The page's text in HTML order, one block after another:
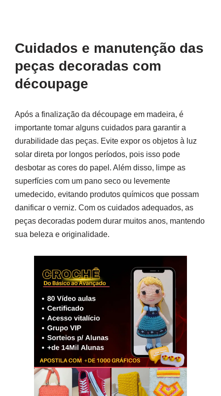
Cuidados e manutenção das
peças decoradas com
découpage
Após a finalização da découpage em madeira, é
importante tomar alguns cuidados para garantir a
durabilidade das peças. Evite expor os objetos à luz
solar direta por longos períodos, pois isso pode
desbotar as cores do papel. Além disso, limpe as
superfícies com um pano seco ou levemente
umedecido, evitando produtos químicos que possam
danificar o verniz. Com os cuidados adequados, as
peças decoradas podem durar muitos anos, mantendo
sua beleza e originalidade.